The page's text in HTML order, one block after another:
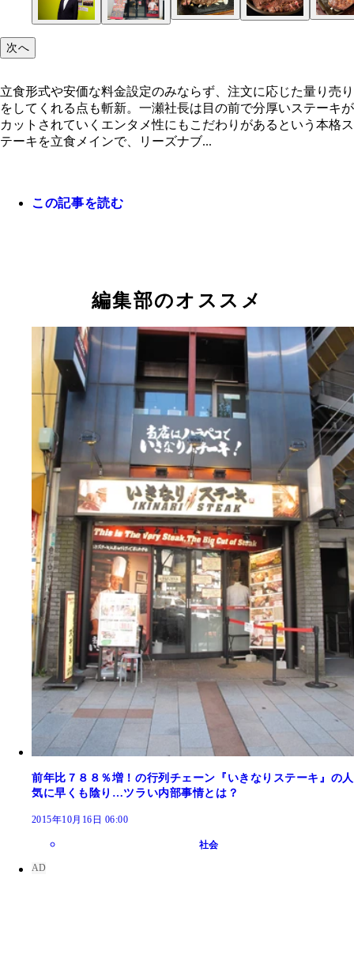
り売りをしてくれる点も斬新。一瀬社長は目の前
いステーキがカットされていくエンタメ性にもこ
があるという
経営危機で店舗数は激減
食べた肉のグラム数に応じて、お得なサービスを
次へ
立食形式や安価な料金設定のみならず、注文に応じた量り売り
をしてくれる点も斬新。一瀬社長は目の前で分厚いステーキが
カットされていくエンタメ性にもこだわりがあるという本格ス
テーキを立食メインで、リーズナブ...
この記事を読む
編集部のオススメ
前年比７８８％増！の行列チェーン『いきなりステーキ』の人
気に早くも陰り…ツラい内部事情とは？
2015年10月16日 06:00
社会